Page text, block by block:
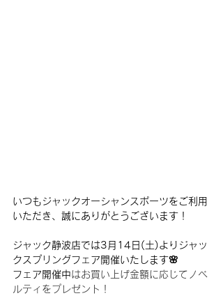
いつもジャックオーシャンスポーツをご利用
いただき、誠にありがとうございます！
ジャック静波店では3月14日(土)よりジャッ
クスプリングフェア開催いたします🌸
フェア開催中はお買い上げ金額に応じてノベ
ルティをプレゼント！